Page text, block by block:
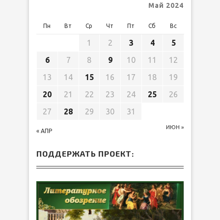
Май 2024
Пн Вт Ср Чт Пт Сб Вс
« АПР
ИЮН »
1 2 3 4
5
6
7 8 9 10 11
12
13
14 15 16 17 18
19
20
21 22 23 24 25
26
27
28 29 30 31
ПОДДЕРЖАТЬ ПРОЕКТ: